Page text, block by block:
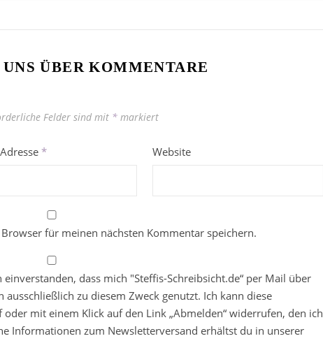
ÜBER KOMMENTARE
Felder sind mit * markiert
* Website
für meinen nächsten Kommentar speichern.
dass mich "Steffis-Schreibsicht.de“ per Mail über
zu diesem Zweck genutzt. Ich kann diese
mit einem Klick auf den Link „Abmelden“ widerrufen, den ich
Informationen zum Newsletterversand erhältst du in unserer